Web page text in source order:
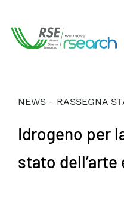
NEWS - RASSEGNA
Idrogeno per
stato